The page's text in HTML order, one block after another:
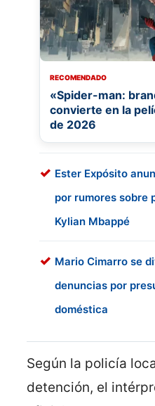
RECOMENDADO
«Spider-man:
convierte en la
de 2026
Ester Expósito
por rumores sobre
Kylian Mbappé
Mario Cimarro se
denuncias por
doméstica
Según la policía
detención, el